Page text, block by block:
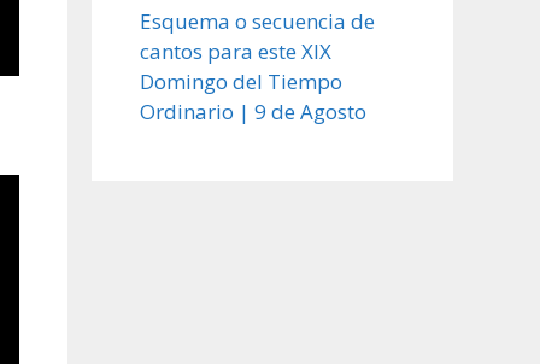
Esquema o secuencia de
cantos para este XIX
Domingo del Tiempo
Ordinario | 9 de Agosto